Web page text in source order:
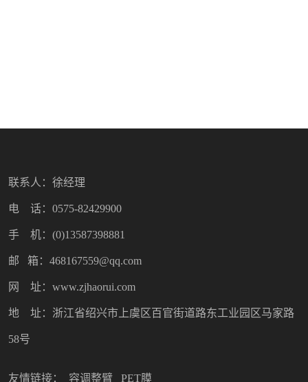
联系人：徐经理
电 话：0575-82429900
手 机：(0)13587398881
邮 箱：468167559@qq.com
网 址：www.zjhaorui.com
地 址：浙江省绍兴市上虞区百官街道路东工业园区马家路
58号
友情链接： 容调整臂 PET膜